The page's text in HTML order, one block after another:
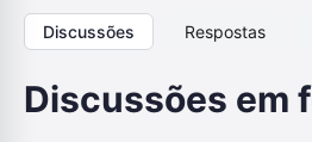
Discussões Respostas
Discussões em